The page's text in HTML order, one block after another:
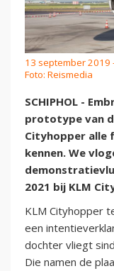
13 september 2019
Foto: Reismedia
SCHIPHOL -
prototype van
Cityhopper alle
kennen. We
2021 bij KLM
KLM Cityhopper
een
dochter vliegt
Die namen de